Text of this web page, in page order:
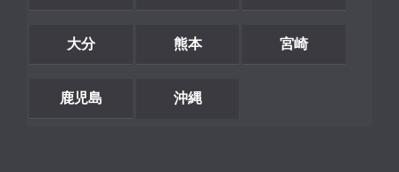
大分 熊本 宮崎
鹿児島 沖縄